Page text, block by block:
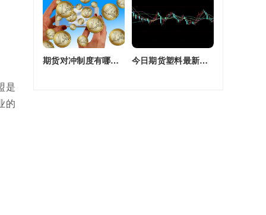
是
的
期货对冲制度有哪些(期货对冲制度有哪些类型) 今日期货塑料最新价格(今日期货塑料最新价格行情)